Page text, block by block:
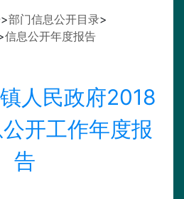
>部门信息公开目录>
信息公开年度报告
人民政府2018
开工作年度报
告